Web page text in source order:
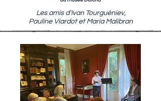
Les amis d'Ivan Tourguéniev,
Pauline Viardot et Maria Malibran